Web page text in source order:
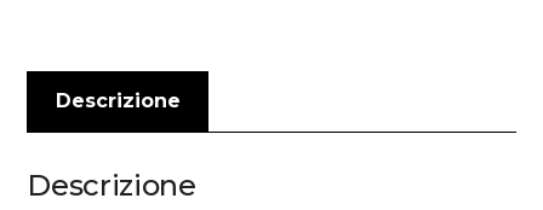
Descrizione
Descrizione